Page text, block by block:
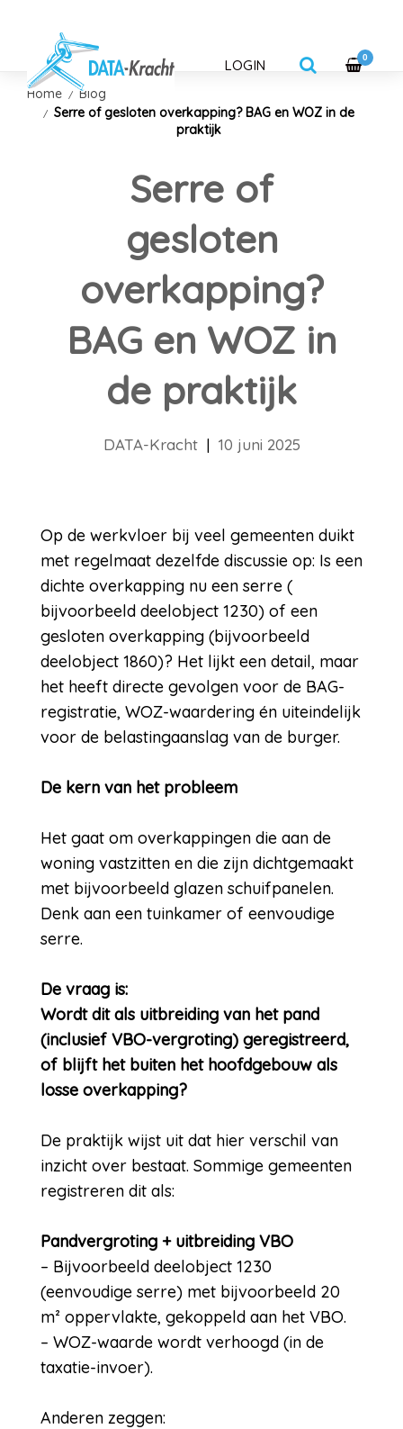
LOGIN 0
Home
Blog
Serre of gesloten overkapping? BAG en WOZ in de
praktijk
Serre of
gesloten
overkapping?
BAG en WOZ in
de praktijk
DATA-Kracht| 10 juni 2025
Op de werkvloer bij veel gemeenten duikt
met regelmaat dezelfde discussie op: Is een
dichte overkapping nu een serre (
bijvoorbeeld deelobject 1230) of een
gesloten overkapping (bijvoorbeeld
deelobject 1860)? Het lijkt een detail, maar
het heeft directe gevolgen voor de BAG-
registratie, WOZ-waardering én uiteindelijk
voor de belastingaanslag van de burger.
De kern van het probleem
Het gaat om overkappingen die aan de
woning vastzitten en die zijn dichtgemaakt
met bijvoorbeeld glazen schuifpanelen.
Denk aan een tuinkamer of eenvoudige
serre.
De vraag is:
Wordt dit als uitbreiding van het pand
(inclusief VBO-vergroting) geregistreerd,
of blijft het buiten het hoofdgebouw als
losse overkapping?
De praktijk wijst uit dat hier verschil van
inzicht over bestaat. Sommige gemeenten
registreren dit als:
Pandvergroting + uitbreiding VBO
– Bijvoorbeeld deelobject 1230
(eenvoudige serre) met bijvoorbeeld 20
m² oppervlakte, gekoppeld aan het VBO.
– WOZ-waarde wordt verhoogd (in de
taxatie-invoer).
Anderen zeggen: